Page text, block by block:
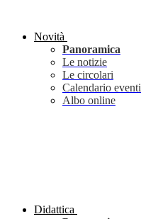
Novità
Panoramica
Le notizie
Le circolari
Calendario eventi
Albo online
Didattica